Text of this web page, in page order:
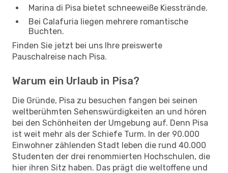
Marina di Pisa bietet schneeweiße Kiesstrände.
Bei Calafuria liegen mehrere romantische
Buchten.
Finden Sie jetzt bei uns Ihre preiswerte
Pauschalreise nach Pisa.
Warum ein Urlaub in Pisa?
Die Gründe, Pisa zu besuchen fangen bei seinen
weltberühmten Sehenswürdigkeiten an und hören
bei den Schönheiten der Umgebung auf. Denn Pisa
ist weit mehr als der Schiefe Turm. In der 90.000
Einwohner zählenden Stadt leben die rund 40.000
Studenten der drei renommierten Hochschulen, die
hier ihren Sitz haben. Das prägt die weltoffene und